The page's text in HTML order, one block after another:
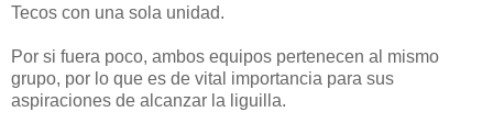
Tecos con una sola unidad.
Por si fuera poco, ambos equipos pertenecen al mismo
grupo, por lo que es de vital importancia para sus
aspiraciones de alcanzar la liguilla.